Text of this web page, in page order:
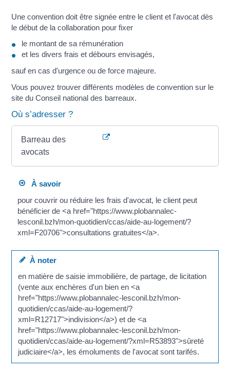
Une convention doit être signée entre le client et l'avocat dès
le début de la collaboration pour fixer
le montant de sa rémunération
et les divers frais et débours envisagés,
sauf en cas d'urgence ou de force majeure.
Vous pouvez trouver différents modèles de convention sur le
site du Conseil national des barreaux.
Où s’adresser ?
Barreau des
avocats
À savoir
pour couvrir ou réduire les frais d'avocat, le client peut
bénéficier de <a href="https://www.plobannalec-
lesconil.bzh/mon-quotidien/ccas/aide-au-logement/?
xml=F20706">consultations gratuites</a>.
À noter
en matière de saisie immobilière, de partage, de licitation
(vente aux enchères d'un bien en <a
href="https://www.plobannalec-lesconil.bzh/mon-
quotidien/ccas/aide-au-logement/?
xml=R12717">indivision</a>) et de <a
href="https://www.plobannalec-lesconil.bzh/mon-
quotidien/ccas/aide-au-logement/?xml=R53893">sûreté
judiciaire</a>, les émoluments de l'avocat sont tarifés.